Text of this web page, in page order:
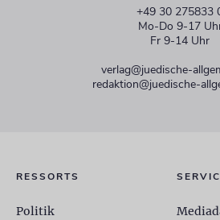
+49 30 275833
Mo-Do 9-17
Fr 9-14 Uhr
verlag@juedische-
redaktion@juedische-
RESSORTS
Politik